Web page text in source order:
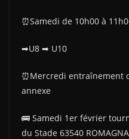
⏰Samedi de 10h00 à
➡U8 ➡ U10
⏰Mercredi entraînement
annexe
🚌 Samedi 1er février
du Stade 63540